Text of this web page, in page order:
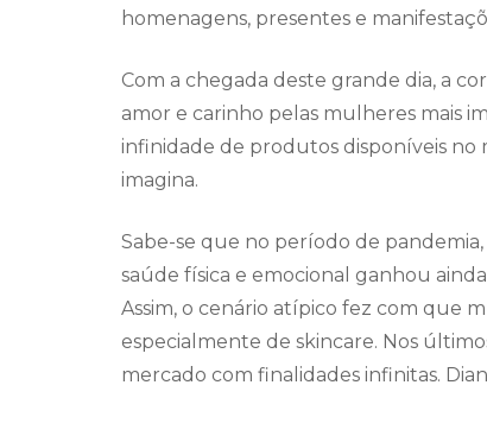
homenagens, presentes e
Com a chegada deste grande dia, a
amor e carinho pelas mulheres mais
infinidade de produtos disponíveis no
imagina.
Sabe-se que no período de
saúde física e emocional ganhou
Assim, o cenário atípico fez com que
especialmente de skincare. Nos
mercado com finalidades infinitas.